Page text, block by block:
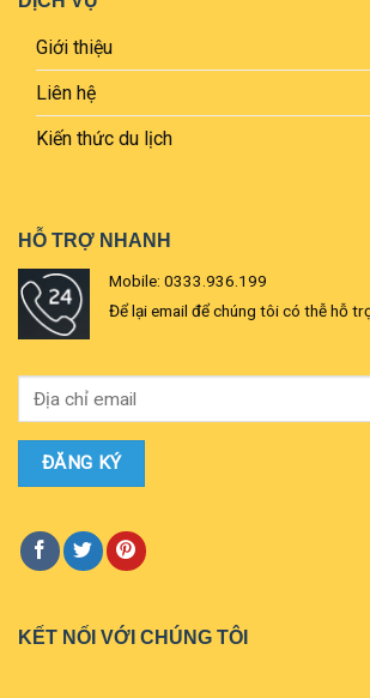
Giới thiệu
Liên hệ
Kiến thức du lịch
HỖ TRỢ NHANH
Mobile: 0333.936.199
Để lại email để chúng tôi có thễ hỗ
KẾT NỐI VỚI CHÚNG TÔI